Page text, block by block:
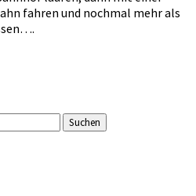
fahren und nochmal mehr als
Suchen